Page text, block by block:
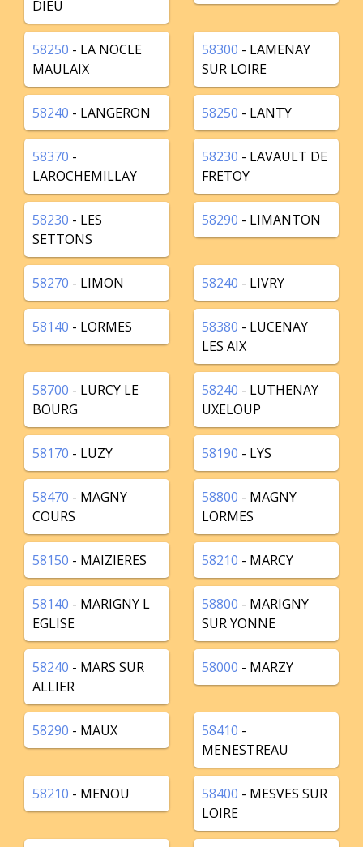
DIEU
58250 - LA NOCLE
MAULAIX
58300 - LAMENAY
SUR LOIRE
58240 - LANGERON 58250 - LANTY
58370 -
LAROCHEMILLAY
58230 - LAVAULT DE
FRETOY
58230 - LES
SETTONS
58290 - LIMANTON
58270 - LIMON 58240 - LIVRY
58140 - LORMES 58380 - LUCENAY
LES AIX
58700 - LURCY LE
BOURG
58240 - LUTHENAY
UXELOUP
58170 - LUZY 58190 - LYS
58470 - MAGNY
COURS
58800 - MAGNY
LORMES
58150 - MAIZIERES 58210 - MARCY
58140 - MARIGNY L
EGLISE
58800 - MARIGNY
SUR YONNE
58240 - MARS SUR
ALLIER
58000 - MARZY
58290 - MAUX 58410 -
MENESTREAU
58210 - MENOU 58400 - MESVES SUR
LOIRE